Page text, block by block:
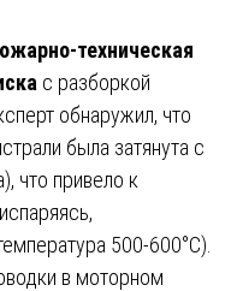
техническая
с разборкой
обнаружил, что
была затянута с
что привело к
500-600°C).
в моторном